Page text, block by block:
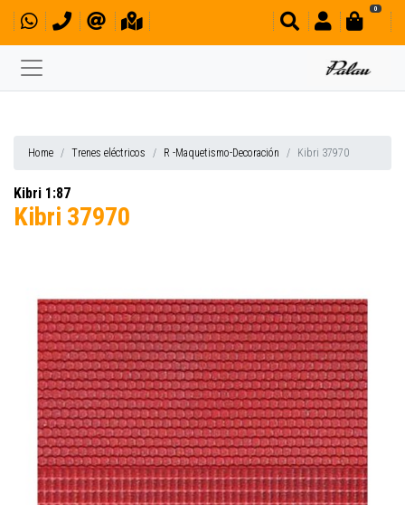
0
Home Trenes eléctricos R -Maquetismo-Decoración Kibri 37970
Kibri 1:87
Kibri 37970